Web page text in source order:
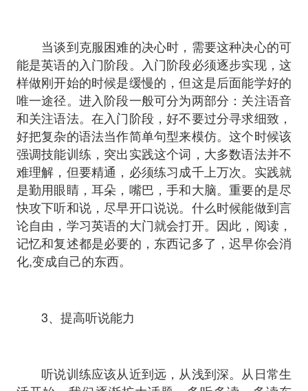
当谈到克服困难的决心时，需要这种决心的可
能是英语的入门阶段。入门阶段必须逐步实现，这
样做刚开始的时候是缓慢的，但这是后面能学好的
唯一途径。进入阶段一般可分为两部分：关注语音
和关注语法。在入门阶段，好不要过分寻求细致，
好把复杂的语法当作简单句型来模仿。这个时候该
强调技能训练，突出实践这个词，大多数语法并不
难理解，但要精通，必须练习成千上万次。实践就
是勤用眼睛，耳朵，嘴巴，手和大脑。重要的是尽
快攻下听和说，尽早开口说说。什么时候能做到言
论自由，学习英语的大门就会打开。因此，阅读，
记忆和复述都是必要的，东西记多了，迟早你会消
化,变成自己的东西。
3、提高听说能力
听说训练应该从近到远，从浅到深。从日常生